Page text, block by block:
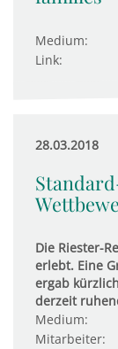
Medium:
Link:
28.03.2018
Die Riester-
erlebt. Eine
ergab
derzeit
Medium:
Mitarbeiter: